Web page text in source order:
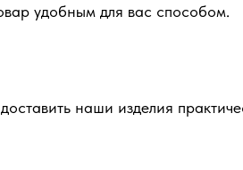
удобным для вас способом.
наши изделия